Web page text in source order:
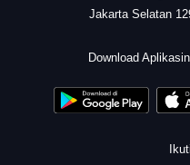
Jakarta Selatan
Download